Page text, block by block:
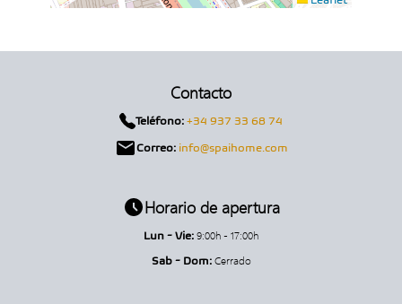
Contacto
Teléfono: +34 937 33 68 74
Correo: info@spaihome.com
Horario de apertura
Lun - Vie: 9:00h - 17:00h
Sab - Dom: Cerrado